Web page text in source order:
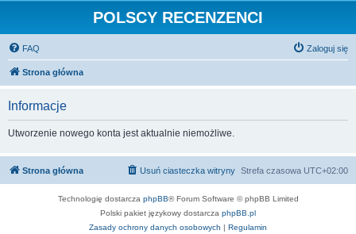
POLSCY RECENZENCI
FAQ Zaloguj się
Strona główna
Informacje
Utworzenie nowego konta jest aktualnie niemożliwe.
Strona główna Strefa czasowa UTC+02:00
Usuń ciasteczka witryny
Technologię dostarcza phpBB® Forum Software © phpBB Limited
Polski pakiet językowy dostarcza phpBB.pl
Zasady ochrony danych osobowych | Regulamin